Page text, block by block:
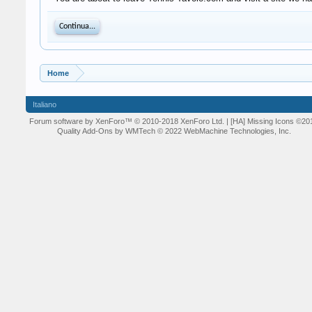
Continua...
Home
Italiano
Forum software by XenForo™ © 2010-2018 XenForo Ltd. | [HA] Missing Icons
Quality Add-Ons by WMTech © 2022 WebMachine Technologies, Inc.